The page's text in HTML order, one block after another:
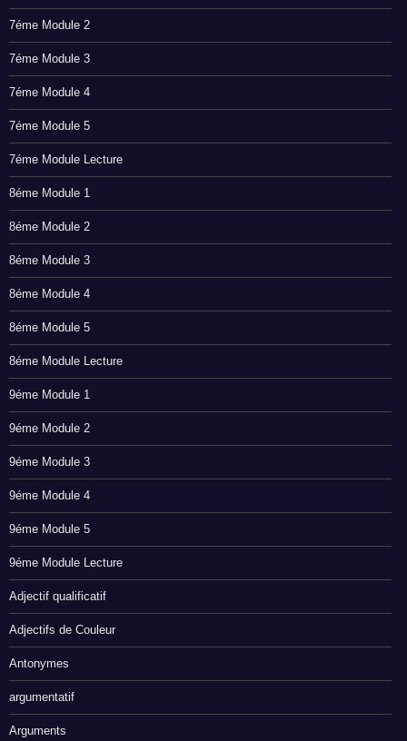
7éme Module 2
7éme Module 3
7éme Module 4
7éme Module 5
7éme Module Lecture
8éme Module 1
8éme Module 2
8éme Module 3
8éme Module 4
8éme Module 5
8éme Module Lecture
9éme Module 1
9éme Module 2
9éme Module 3
9éme Module 4
9éme Module 5
9éme Module Lecture
Adjectif qualificatif
Adjectifs de Couleur
Antonymes
argumentatif
Arguments